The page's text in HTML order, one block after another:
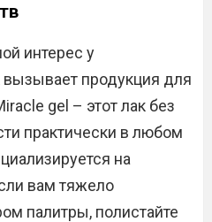
интерес у
продукция для
gel – этот лак без
практически в любом
на
вам тяжело
палитры, полистайте